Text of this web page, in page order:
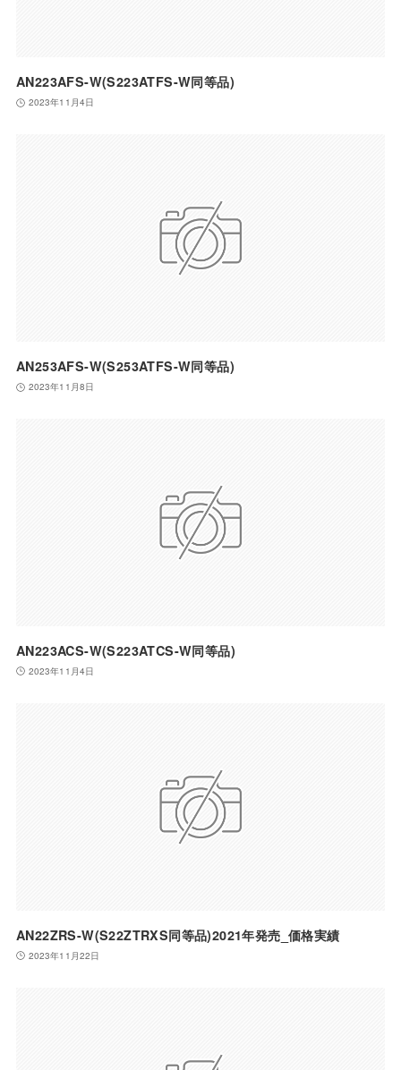
AN223AFS-W(S223ATFS-W同等品)
2023年11月4日
AN253AFS-W(S253ATFS-W同等品)
2023年11月8日
AN223ACS-W(S223ATCS-W同等品)
2023年11月4日
AN22ZRS-W(S22ZTRXS同等品)2021年発売_価格実績
2023年11月22日